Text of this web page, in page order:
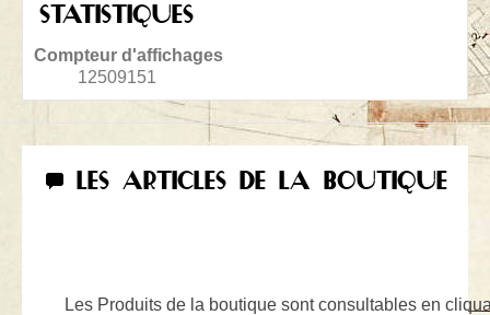
STATISTIQUES
Compteur d'affichages
12509151
LES ARTICLES DE LA BOUTIQUE
Les Produits de la boutique sont consultables en